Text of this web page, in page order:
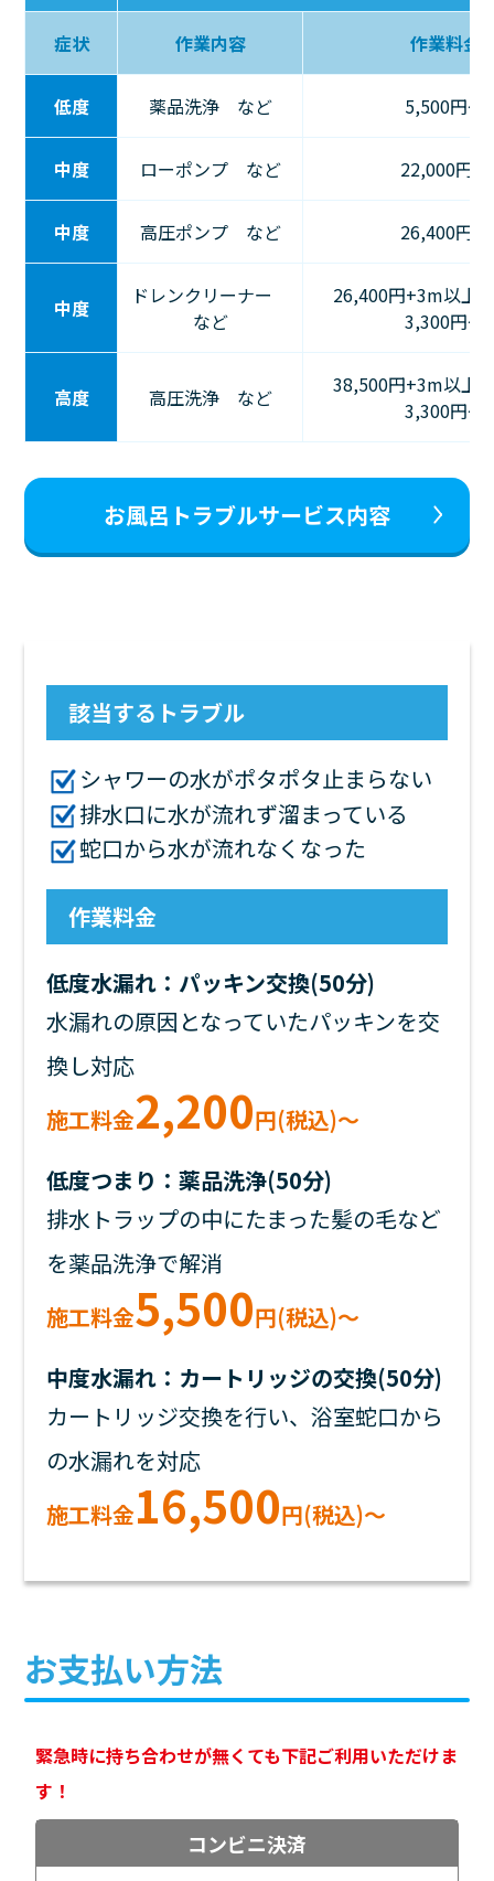
症状 作業内容 作業料金
低度 薬品洗浄 など 5,500円〜
中度 ローポンプ など 22,000円〜
中度 高圧ポンプ など 26,400円〜
中度
ドレンクリーナー
など
26,400円+3m以上
3,300円～
高度 高圧洗浄 など
38,500円+3m以上
3,300円～
お風呂トラブルサービス内容
該当するトラブル
シャワーの水がポタポタ止まらない
排水口に水が流れず溜まっている
蛇口から水が流れなくなった
作業料金
低度水漏れ：パッキン交換(50分)
水漏れの原因となっていたパッキンを交
換し対応
施工料金2,200円(税込)～
低度つまり：薬品洗浄(50分)
排水トラップの中にたまった髪の毛など
を薬品洗浄で解消
施工料金5,500円(税込)～
中度水漏れ：カートリッジの交換(50分)
カートリッジ交換を行い、浴室蛇口から
の水漏れを対応
施工料金16,500円(税込)～
お支払い方法
緊急時に持ち合わせが無くても下記ご利用いただけま
す！
コンビニ決済